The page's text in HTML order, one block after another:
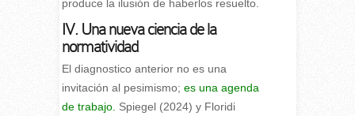
produce la ilusión de haberlos resuelto.
IV. Una nueva ciencia de la
normatividad
El diagnostico anterior no es una
invitación al pesimismo; es una agenda
de trabajo. Spiegel (2024) y Floridi